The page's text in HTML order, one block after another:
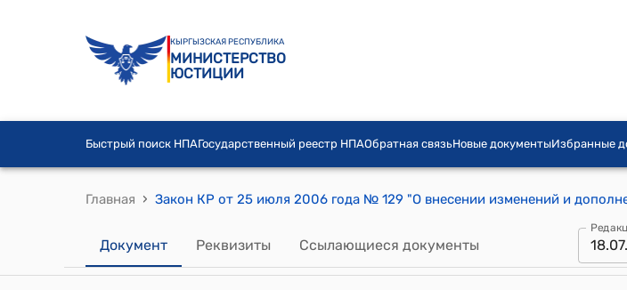
КЫРГЫЗСКАЯ РЕСПУБЛИКА
МИНИСТЕРСТВО
ЮСТИЦИИ
Быстрый поиск НПАГосударственный реестр НПАОбратная связьНовые документыИзбранные
Главная ›
Документ Реквизиты Ссылающиеся документы